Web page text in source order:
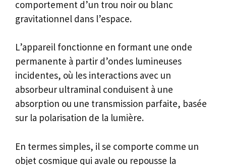
comportement d’un trou noir ou blanc
gravitationnel dans l’espace.
L’appareil fonctionne en formant une onde
permanente à partir d’ondes lumineuses
incidentes, où les interactions avec un
absorbeur ultraminal conduisent à une
absorption ou une transmission parfaite, basée
sur la polarisation de la lumière.
En termes simples, il se comporte comme un
objet cosmique qui avale ou repousse la